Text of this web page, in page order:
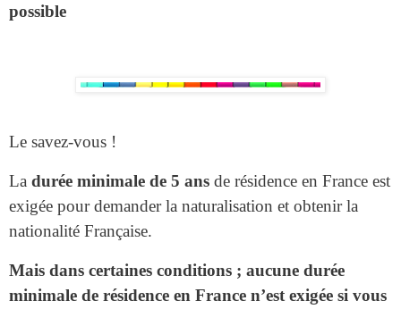
possible
Le savez-vous !
La durée minimale de 5 ans de résidence en France est
exigée pour demander la naturalisation et obtenir la
nationalité Française.
Mais dans certaines conditions ; aucune durée
minimale de résidence en France n’est exigée si vous